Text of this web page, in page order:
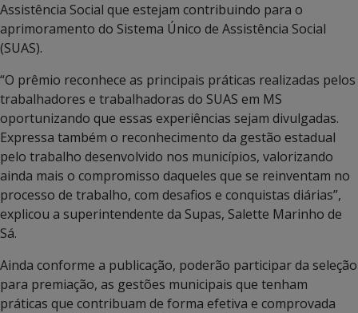
Assistência Social que estejam contribuindo para o
aprimoramento do Sistema Único de Assistência Social
(SUAS).
“O prêmio reconhece as principais práticas realizadas pelos
trabalhadores e trabalhadoras do SUAS em MS
oportunizando que essas experiências sejam divulgadas.
Expressa também o reconhecimento da gestão estadual
pelo trabalho desenvolvido nos municípios, valorizando
ainda mais o compromisso daqueles que se reinventam no
processo de trabalho, com desafios e conquistas diárias”,
explicou a superintendente da Supas, Salette Marinho de
Sá.
Ainda conforme a publicação, poderão participar da seleção
para premiação, as gestões municipais que tenham
práticas que contribuam de forma efetiva e comprovada